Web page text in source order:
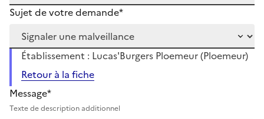
Sujet de votre demande*
Établissement : Lucas'Burgers Ploemeur (Ploemeur)
Retour à la fiche
Message*
Texte de description additionnel